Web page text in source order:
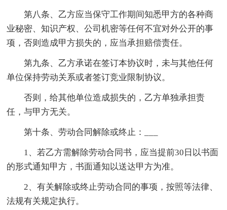
第八条、乙方应当保守工作期间知悉甲方的各种商
业秘密、知识产权、公司机密等任何不宜对外公开的事
项，否则造成甲方损失的，应当承担赔偿责任。
第九条、乙方承诺在签订本协议时，未与其他任何
单位保持劳动关系或者签订竞业限制协议。
否则，给其他单位造成损失的，乙方单独承担责
任，与甲方无关。
第十条、劳动合同解除或终止：___
1、若乙方需解除劳动合同书，应当提前30日以书面
的形式通知甲方，书面通知以送达甲方为准。
2、有关解除或终止劳动合同的事项，按照等法律、
法规有关规定执行。